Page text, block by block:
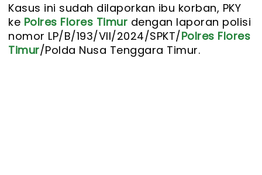
Kasus ini sudah dilaporkan ibu korban, PKY
ke Polres Flores Timur dengan laporan polisi
nomor LP/B/193/VII/2024/SPKT/Polres Flores
Timur/Polda Nusa Tenggara Timur.